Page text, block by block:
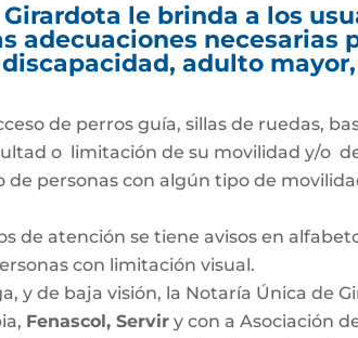
le brinda a los
adecuaciones
adulto
de perros guía, sillas de ruedas,
o limitación de su movilidad y/o
personas con algún tipo de
de atención se tiene avisos en
con limitación visual.
y de baja visión, la Notaría Única de
Fenascol, Servir y con a Asociación